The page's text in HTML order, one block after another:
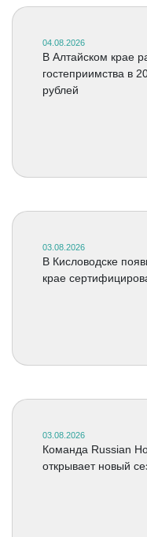
04.08.2026
В Алтайском крае
гостеприимства в
рублей
03.08.2026
В Кисловодске
крае
03.08.2026
Команда Russian
открывает новый